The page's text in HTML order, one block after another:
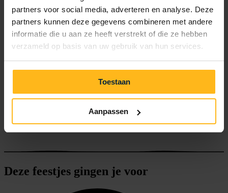
partners voor social media, adverteren en analyse. Deze
partners kunnen deze gegevens combineren met andere
informatie die u aan ze heeft verstrekt of die ze hebben
verzameld op basis van uw gebruik van hun services.
Toestaan
Aanpassen
Deze feestjes gingen je voor